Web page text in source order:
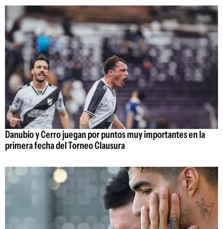
Danubio y Cerro juegan por puntos muy importantes en la
primera fecha del Torneo Clausura